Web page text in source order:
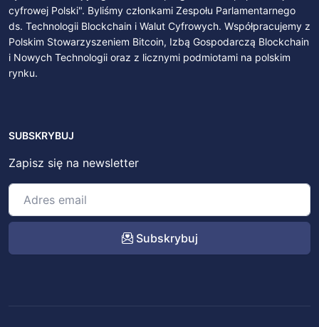
cyfrowej Polski". Byliśmy członkami Zespołu Parlamentarnego
ds. Technologii Blockchain i Walut Cyfrowych. Współpracujemy z
Polskim Stowarzyszeniem Bitcoin, Izbą Gospodarczą Blockchain
i Nowych Technologii oraz z licznymi podmiotami na polskim
rynku.
SUBSKRYBUJ
Zapisz się na newsletter
Subskrybuj